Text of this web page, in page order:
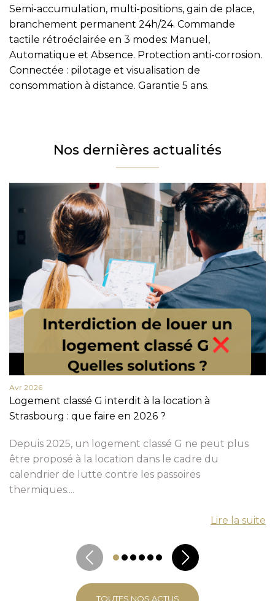
Semi-accumulation, multi-positions, gain de place,
branchement permanent 24h/24. Commande
tactile rétroéclairée en 3 modes: Manuel,
Automatique et Absence. Protection anti-corrosion.
Connectée : pilotage et visualisation de
consommation à distance. Garantie 5 ans.
Nos dernières actualités
Avr 2026
Logement classé G interdit à la location à
Strasbourg : que faire en 2026 ?
Depuis 2025, un logement classé G ne peut plus
être proposé à la location dans le cadre du
calendrier de lutte contre les passoires
thermiques....
Lire la suite
TOUTES NOS ACTUS
Prénom
Téléphone
Email
Message